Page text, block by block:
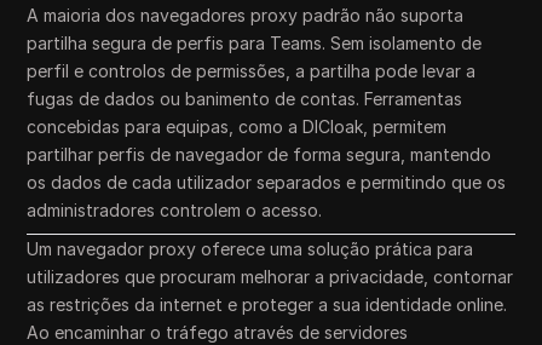
A maioria dos navegadores proxy padrão não suporta
partilha segura de perfis para Teams. Sem isolamento de
perfil e controlos de permissões, a partilha pode levar a
fugas de dados ou banimento de contas. Ferramentas
concebidas para equipas, como a DICloak, permitem
partilhar perfis de navegador de forma segura, mantendo
os dados de cada utilizador separados e permitindo que os
administradores controlem o acesso.
Um navegador proxy oferece uma solução prática para
utilizadores que procuram melhorar a privacidade, contornar
as restrições da internet e proteger a sua identidade online.
Ao encaminhar o tráfego através de servidores